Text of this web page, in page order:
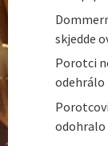
skjedde
Porotci
odehrálo
odohralo